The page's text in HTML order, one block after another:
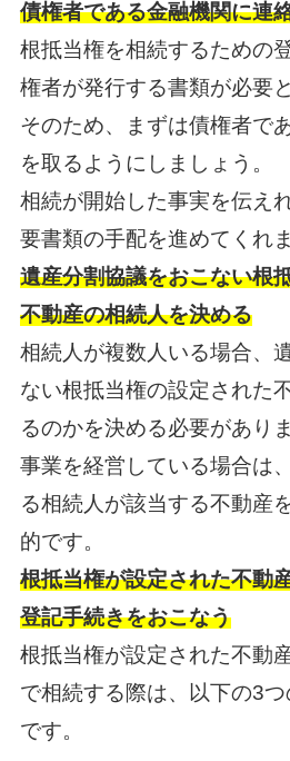
債権者である金融機関に連
根抵当権を相続するための
権者が発行する書類が必要
そのため、まずは債権者で
を取るようにしましょう。
相続が開始した事実を伝え
要書類の手配を進めてくれま
遺産分割協議をおこない根
不動産の相続人を決める
相続人が複数人いる場合、
ない根抵当権の設定された
るのかを決める必要がありま
事業を経営している場合は
る相続人が該当する不動産
的です。
根抵当権が設定された不動
登記手続きをおこなう
根抵当権が設定された不動
で相続する際は、以下の3
です。